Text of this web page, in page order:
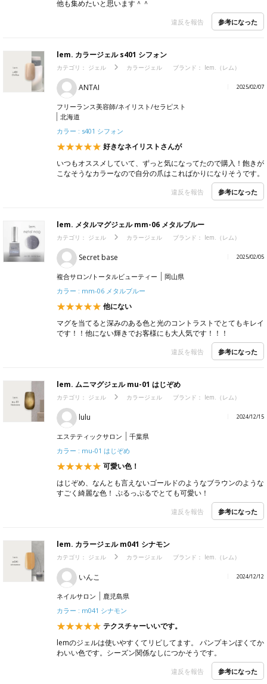
他も集めたいと思います＾＾
違反を報告 参考になった
lem. カラージェル s401 シフォン
カテゴリ： ジェル カラージェル ブランド： lem.（レム）
ANTAI 2025/02/07
フリーランス美容師/ネイリスト/セラピスト
北海道
カラー : s401 シフォン
好きなネイリストさんが
いつもオススメしていて、ずっと気になってたので購入！飽きが
こなそうなカラーなので自分の爪はこればかりになりそうです。
違反を報告 参考になった
lem. メタルマグジェル mm-06 メタルブルー
カテゴリ： ジェル カラージェル ブランド： lem.（レム）
Secret base 2025/02/05
複合サロン/トータルビューティー
岡山県
カラー : mm-06 メタルブルー
他にない
マグを当てると深みのある色と光のコントラストでとてもキレイ
です！！他にない輝きでお客様にも大人気です！！！
違反を報告 参考になった
lem. ムニマグジェル mu-01 はじぞめ
カテゴリ： ジェル カラージェル ブランド： lem.（レム）
lulu 2024/12/15
エステティックサロン
千葉県
カラー : mu-01 はじぞめ
可愛い色！
はじぞめ、なんとも言えないゴールドのようなブラウンのような
すごく綺麗な色！ ぷるっぷるでとても可愛い！
違反を報告 参考になった
lem. カラージェル m041 シナモン
カテゴリ： ジェル カラージェル ブランド： lem.（レム）
いんこ 2024/12/12
ネイルサロン
鹿児島県
カラー : m041 シナモン
テクスチャーいいです。
lemのジェルは使いやすくてリピしてます。 パンプキンぽくてか
わいい色です。シーズン関係なしにつかそうです。
違反を報告 参考になった